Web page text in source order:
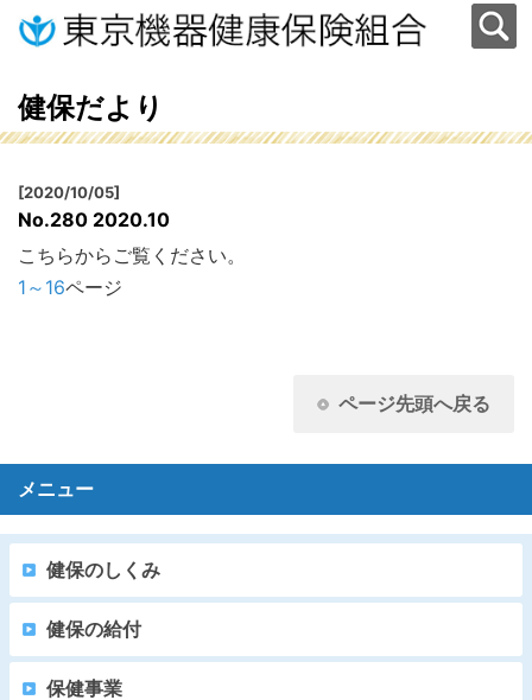
健保だより
[2020/10/05]
No.280 2020.10
こちらからご覧ください。
1～16ページ
ページ先頭へ戻る
メニュー
健保のしくみ
健保の給付
保健事業